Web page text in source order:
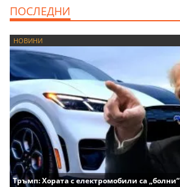
ПОСЛЕДНИ
НОВИНИ
Тръмп: Хората с електромобили са „болни“